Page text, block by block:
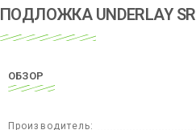
ПОДЛОЖКА UNDERLAY SR
ОБЗОР
Производитель: